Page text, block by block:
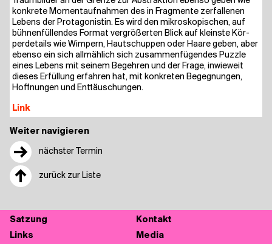
Weiter navigieren
→ nächster Termin
↑ zurück zur Liste
kon­kre­te Moment­auf­nah­men des in Frag­men­te zer­fal­le­nen
Lebens der Prot­ago­nis­tin. Es wird den mikro­sko­pi­schen, auf
büh­nen­fül­len­des For­mat ver­grö­ßer­ten Blick auf kleins­te Kör­
per­de­tails wie Wim­pern, Haut­schup­pen oder Haa­re geben, aber
eben­so ein sich all­mäh­lich sich zusam­men­fü­gen­des Puz­zle
eines Lebens mit sei­nem Begeh­ren und der Fra­ge, inwie­weit
die­ses Erfül­lung erfah­ren hat, mit kon­kre­ten Begeg­nun­gen,
Hoff­nun­gen und Enttäuschungen.
Link
Sat­zung
Kon­takt
Links
Media